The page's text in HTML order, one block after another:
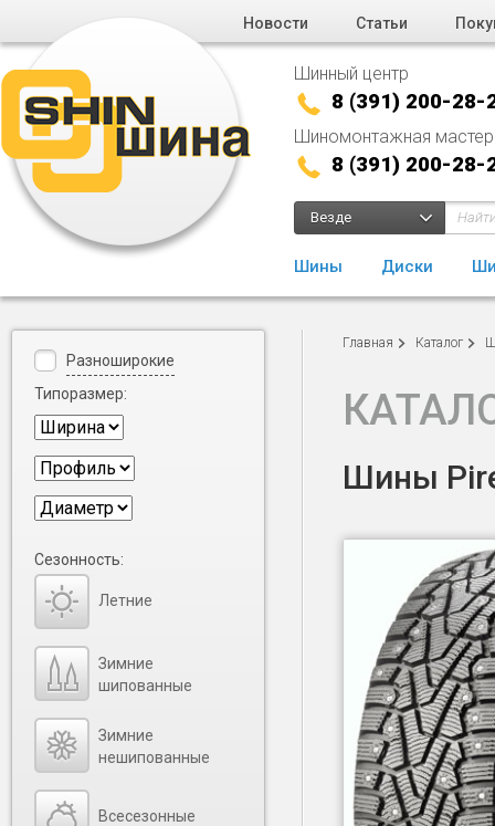
Новости Статьи
Шинный центр
8 (391) 200-28-
Шиномонтажная
8 (391) 200-28-
Везде
Шины Диски
Главная Каталог
Шины
Разноширокие
Типоразмер:
Сезонность:
Летние
Зимние
шипованные
Зимние
нешипованные
Всесезонные